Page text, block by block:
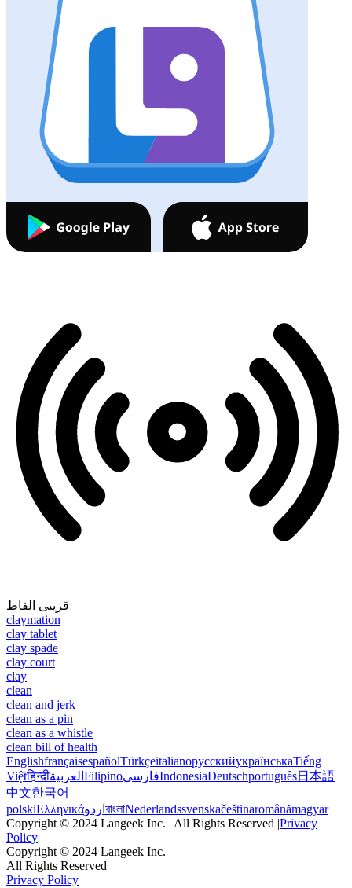
قریبی الفاظ
claymation
clay tablet
clay spade
clay court
clay
clean
clean and jerk
clean as a pin
clean as a whistle
clean bill of health
EnglishfrançaisespañolTürkçeitalianoрусскийукраїнськаTiếng
Việtहिन्दीالعربية FilipinoفارسیIndonesiaDeutschportuguês日本語
中文한국어
polskiΕλληνικάاردو বাংলাNederlandssvenskačeštinaromânămagyar
Copyright © 2024 Langeek Inc. | All Rights Reserved |Privacy
Policy
Copyright © 2024 Langeek Inc.
All Rights Reserved
Privacy Policy